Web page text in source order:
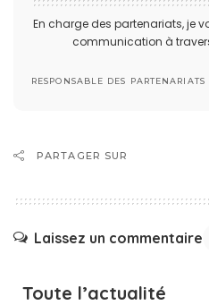
En charge des partenariats, je
communication à
RESPONSABLE DES PARTENARIATS
PARTAGER SUR
Laissez un commentaire
Toute l’actualité